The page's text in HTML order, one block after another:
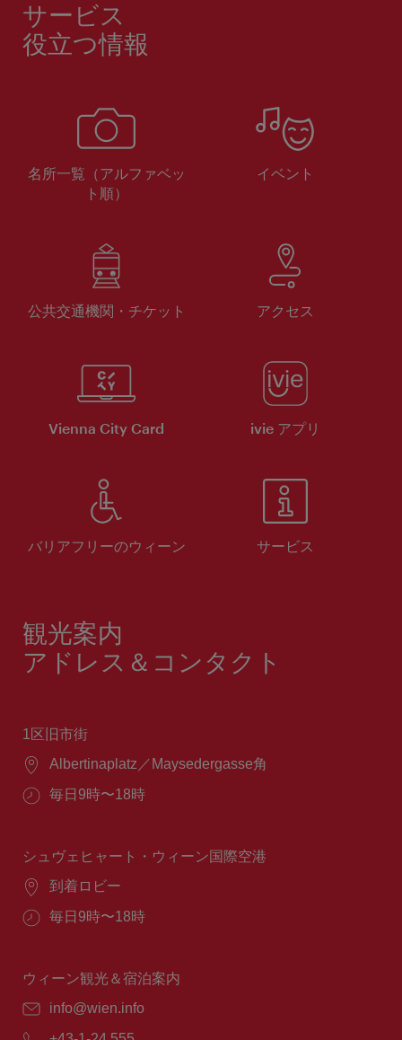
サービス
役立つ情報
名所一覧（アルファベッ
ト順）
イベント
公共交通機関・チケット アクセス
Vienna City Card ivie アプリ
バリアフリーのウィーン サービス
観光案内
アドレス＆コンタクト
1区旧市街
場
Albertinaplatz／Maysedergasse角
営
間：
毎日9時〜18時
シュヴェヒャート・ウィーン国際空港
場
到着ロビー
営
間：
毎日9時〜18時
ウィーン観光＆宿泊案内
E
info@wien.info